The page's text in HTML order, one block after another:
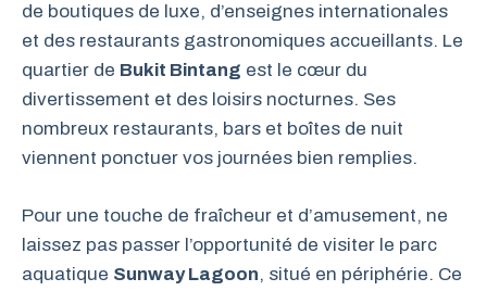
de boutiques de luxe, d’enseignes internationales
et des restaurants gastronomiques accueillants. Le
quartier de Bukit Bintang est le cœur du
divertissement et des loisirs nocturnes. Ses
nombreux restaurants, bars et boîtes de nuit
viennent ponctuer vos journées bien remplies.
Pour une touche de fraîcheur et d’amusement, ne
laissez pas passer l’opportunité de visiter le parc
aquatique Sunway Lagoon, situé en périphérie. Ce